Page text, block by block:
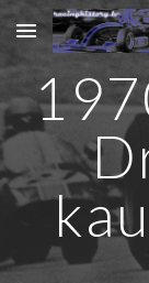
Skip to main